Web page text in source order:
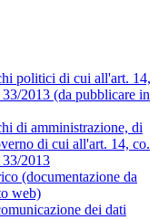
politici di cui all'art. 14,
2013 (da pubblicare in
di amministrazione, di
di cui all'art. 14, co.
2013
(documentazione da
web)
dei dati